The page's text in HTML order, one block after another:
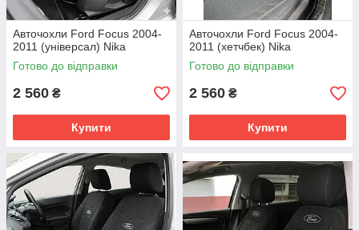
Авточохли Ford Focus 2004-
2011 (універсал) Nika
Готово до відправки
2 560 ₴
Купити
Авточохли Ford Focus 2004-
2011 (хетчбек) Nika
Готово до відправки
2 560 ₴
Купити